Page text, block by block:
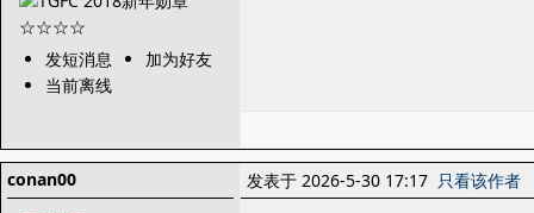
发短消息
加为好友
当前离线
conan00
发表于 2026-5-30 17:17 只看该作者